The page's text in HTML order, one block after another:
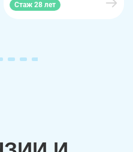
Стаж 28 лет